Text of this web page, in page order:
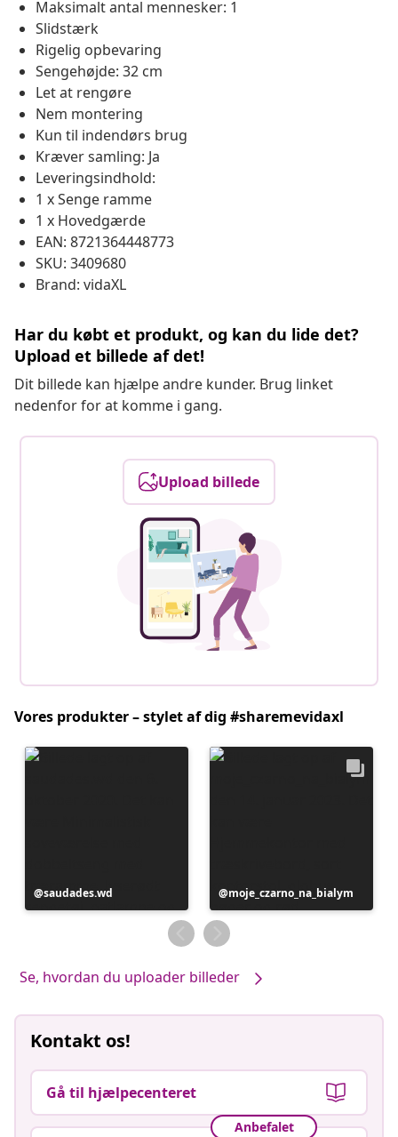
Maksimalt antal mennesker: 1
Slidstærk
Rigelig opbevaring
Sengehøjde: 32 cm
Let at rengøre
Nem montering
Kun til indendørs brug
Kræver samling: Ja
Leveringsindhold:
1 x Senge ramme
1 x Hovedgærde
EAN: 8721364448773
SKU: 3409680
Brand: vidaXL
Har du købt et produkt, og kan du lide det?
Upload et billede af det!
Dit billede kan hjælpe andre kunder. Brug linket
nedenfor for at komme i gang.
Upload billede
Vores produkter – stylet af dig #sharemevidaxl
Opslag
offentliggjort
saudades.wd
Opslag
offentliggjort
af
moje_czarno_na_bialym
Se, hvordan du uploader billeder
Kontakt os!
Gå til hjælpecenteret
Anbefalet